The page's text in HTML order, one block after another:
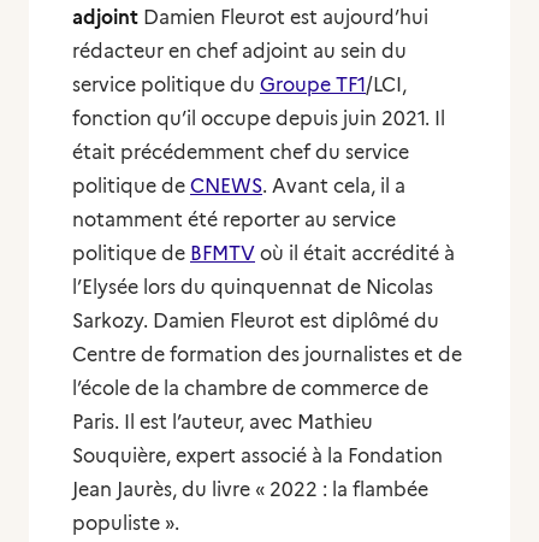
adjoint Damien Fleurot est aujourd’hui
rédacteur en chef adjoint au sein du
service politique du Groupe TF1/LCI,
fonction qu’il occupe depuis juin 2021. Il
était précédemment chef du service
politique de CNEWS. Avant cela, il a
notamment été reporter au service
politique de BFMTV où il était accrédité à
l’Elysée lors du quinquennat de Nicolas
Sarkozy. Damien Fleurot est diplômé du
Centre de formation des journalistes et de
l’école de la chambre de commerce de
Paris. Il est l’auteur, avec Mathieu
Souquière, expert associé à la Fondation
Jean Jaurès, du livre « 2022 : la flambée
populiste ».